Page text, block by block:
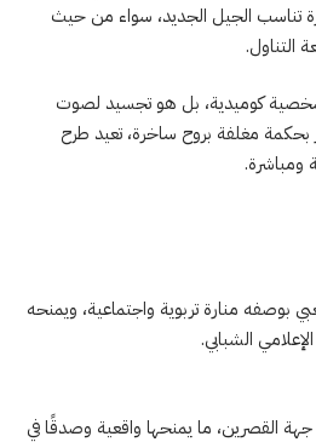
تناسب الجيل الجديد، سواء من حيث
التناول.
كوميدية، بل هو تجسيد لصوت
بحكمة مغلفة بروح ساخرة، تعيد طرح
ومباشرة.
بوصفه منارة تربوية واجتماعية، ويمنحه
الشبابي.
القصرين، ما يمنحها واقعية وصدقًا في